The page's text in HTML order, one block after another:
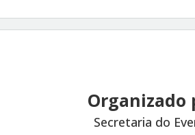
Organizado
Secretaria do